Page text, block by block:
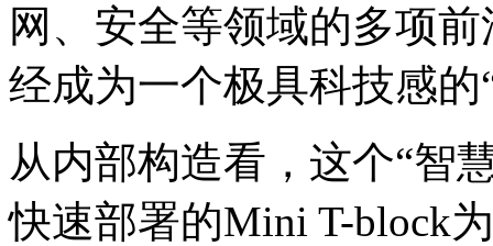
网、安全等领域的多项
经成为一个极具科技感的
从内部构造看，这个“智
快速部署的Mini T-block